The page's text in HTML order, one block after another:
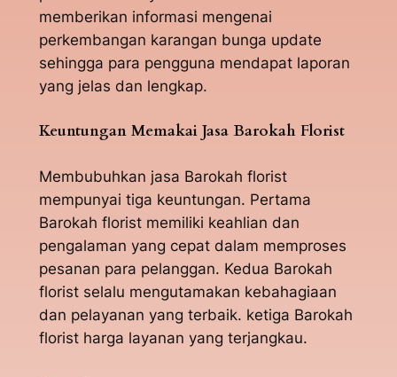
memberikan informasi mengenai
perkembangan karangan bunga update
sehingga para pengguna mendapat laporan
yang jelas dan lengkap.
Keuntungan Memakai Jasa Barokah Florist
Membubuhkan jasa Barokah florist
mempunyai tiga keuntungan. Pertama
Barokah florist memiliki keahlian dan
pengalaman yang cepat dalam memproses
pesanan para pelanggan. Kedua Barokah
florist selalu mengutamakan kebahagiaan
dan pelayanan yang terbaik. ketiga Barokah
florist harga layanan yang terjangkau.